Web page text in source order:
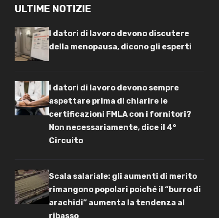
ULTIME NOTIZIE
I datori di lavoro devono discutere
della menopausa, dicono gli esperti
I datori di lavoro devono sempre
aspettare prima di chiarire le
certificazioni FMLA con i fornitori?
Non necessariamente, dice il 4°
Circuito
Scala salariale: gli aumenti di merito
rimangono popolari poiché il “burro di
arachidi” aumenta la tendenza al
ribasso